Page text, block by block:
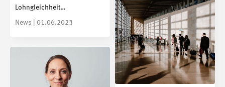
Lohngleichheit…
News | 01.06.2023